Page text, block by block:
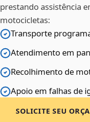
prestando assistência
motocicletas:
Transporte
Atendimento em
Recolhimento de
Apoio em falhas de
SOLICITE SEU